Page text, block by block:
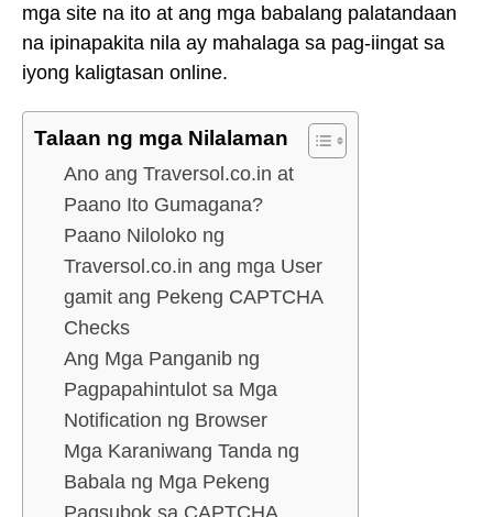
mga site na ito at ang mga babalang palatandaan
na ipinapakita nila ay mahalaga sa pag-iingat sa
iyong kaligtasan online.
Talaan ng mga Nilalaman
Ano ang Traversol.co.in at
Paano Ito Gumagana?
Paano Niloloko ng
Traversol.co.in ang mga User
gamit ang Pekeng CAPTCHA
Checks
Ang Mga Panganib ng
Pagpapahintulot sa Mga
Notification ng Browser
Mga Karaniwang Tanda ng
Babala ng Mga Pekeng